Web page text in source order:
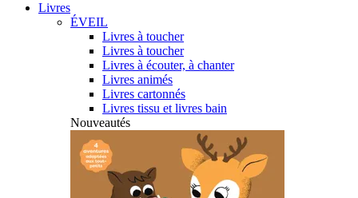
Livres
ÉVEIL
Livres à toucher
Livres à toucher
Livres à écouter, à chanter
Livres animés
Livres cartonnés
Livres tissu et livres bain
Nouveautés